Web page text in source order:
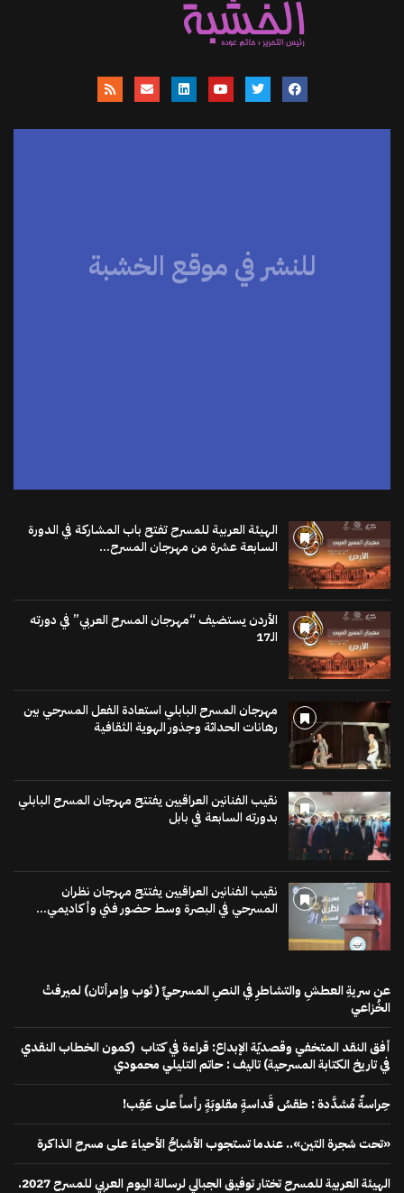
للنشر في موقع الخشبة
موقعنا يساهم في نشر الاخبار والمقالات
الهيئة العربية للمسرح تفتح باب المشاركة في الدورة
السابعة عشرة من مهرجان المسرح...
الأردن يستضيف “مهرجان المسرح العربي” في دورته
الـ17
مهرجان المسرح البابلي استعادة الفعل المسرحي بين
رهانات الحداثة وجذور الهوية الثقافية
نقيب الفنانين العراقيين يفتتح مهرجان المسرح البابلي
بدورته السابعة في بابل
نقيب الفنانين العراقيين يفتتح مهرجان نظران
المسرحي في البصرة وسط حضور فني وأكاديمي...
عن سريةِ العطشِ والتشاطرِ في النصِ المسرحيِّ ( ثوب وإمرأتان) لميرفتْ
الخُزاعي
أفق النقد المتخفي وقصديّة الإبداع: قراءة في كتاب (كمون الخطاب النقدي
في تاريخ الكتابة المسرحية) تاليف : حاتم التليلي محمودي
حِراسةٌ مُشدَّدة : طقسُ قَداسةٍ مقلوبَةٍ رأساً على عَقِب!
«تحت شجرة التين».. عندما تستجوب الأشباحُ الأحياءَ على مسرح الذاكرة
الهيئة العربية للمسرح تختار توفيق الجبالي لرسالة اليوم العربي للمسرح 2027.